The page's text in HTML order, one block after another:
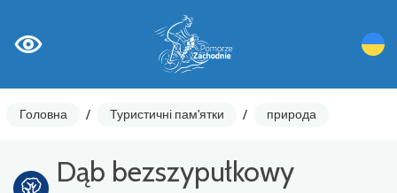
Головна / Туристичні пам'ятки / природа
Dąb bezszypułkowy